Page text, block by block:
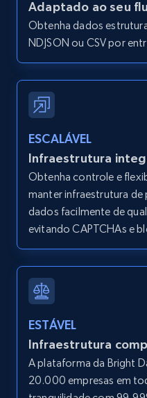
and more.
12K+ 1.3K+
Zillow properties
Search by
Zpid, City, State,
and more.
LinkedIn posts
URL, ID, User id, Use
text, Date posted, and
Adaptado ao seu
Obtenha dados
NDJSON ou CSV por
ESCALÁVEL
Infraestrutura
Obtenha controle e
manter infraestrutura de
dados facilmente de
evitando CAPTCHAs e
ESTÁVEL
Infraestrutura
A plataforma da Bright
20.000 empresas em